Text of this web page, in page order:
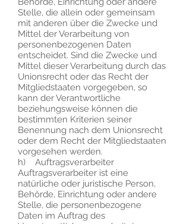
Stelle, die allein oder gemeinsam
mit anderen über die Zwecke und
Mittel der Verarbeitung von
personenbezogenen Daten
entscheidet. Sind die Zwecke und
Mittel dieser Verarbeitung durch das
Unionsrecht oder das Recht der
Mitgliedstaaten vorgegeben, so
kann der Verantwortliche
beziehungsweise können die
bestimmten Kriterien seiner
Benennung nach dem Unionsrecht
oder dem Recht der Mitgliedstaaten
vorgesehen werden.
h) Auftragsverarbeiter
Auftragsverarbeiter ist eine
natürliche oder juristische Person,
Behörde, Einrichtung oder andere
Stelle, die personenbezogene
Daten im Auftrag des